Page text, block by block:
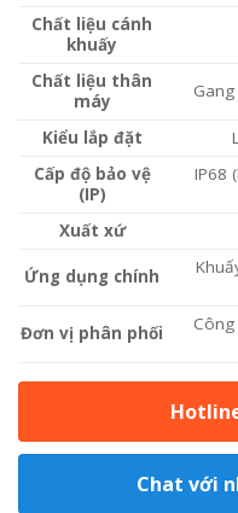
Chất liệu cánh
khuấy
Chất liệu thân
máy
Kiểu lắp đặt
Cấp độ bảo vệ
(IP)
IP68
Xuất xứ
Ứng dụng chính
Đơn vị phân phối
Công
Chat với